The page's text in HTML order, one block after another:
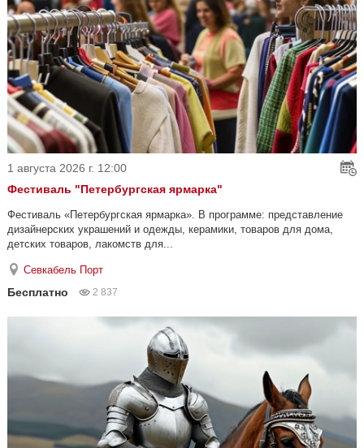
1 августа 2026 г. 12:00
Фестиваль "Петербургская ярмарка"
Фестиваль «Петербургская ярмарка». В программе: представление
дизайнерских украшений и одежды, керамики, товаров для дома,
детских товаров, лакомств для...
Севкабель Порт
Бесплатно 2 837